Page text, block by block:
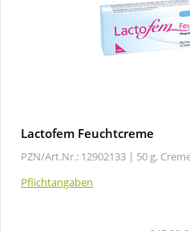
Lactofem Feuchtcreme
PZN/Art.Nr.: 12902133 | 50 g,
Pflichtangaben